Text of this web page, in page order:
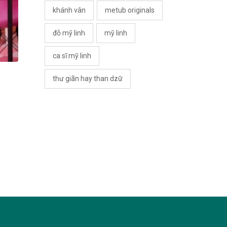
khánh vân metub originals
đỗ mỹ linh mỹ linh
ca sĩ mỹ linh
thư giãn hay than dzữ